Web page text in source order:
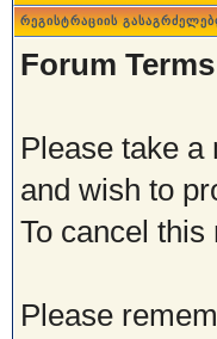
რეგისტრაციის
Forum
Please take
and wish to
To cancel
Please